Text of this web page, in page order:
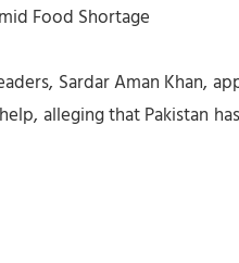
Food Shortage
Sardar Aman Khan,
alleging that Pakistan